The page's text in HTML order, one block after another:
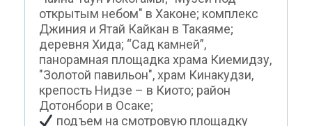
открытым небом" в Хаконе; комплекс
Джиния и Ятай Кайкан в Такаяме;
деревня Хида; “Сад камней”,
панорамная площадка храма Киемидзу,
"Золотой павильон", храм Кинакудзи,
крепость Нидзе – в Киото; район
Дотонбори в Осаке;
подъем на смотровую площадку